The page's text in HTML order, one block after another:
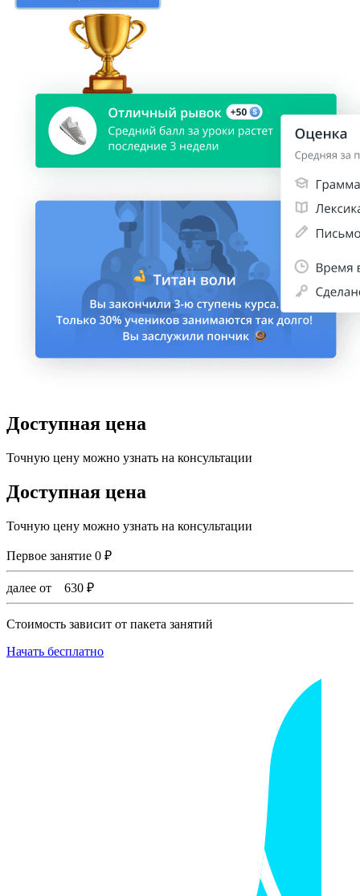
Доступная цена
Точную цену можно узнать на консультации
Доступная цена
Точную цену можно узнать на консультации
Первое занятие 0 ₽
далее от 630 ₽
Стоимость зависит от пакета занятий
Начать бесплатно